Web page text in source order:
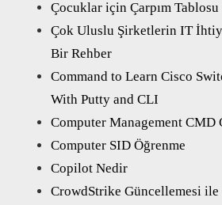
Çocuklar için Çarpım Tablosu
Çok Uluslu Şirketlerin IT
Bir Rehber
Command to Learn Cisco
With Putty and CLI
Computer Management CMD
Computer SID Öğrenme
Copilot Nedir
CrowdStrike Güncellemesi